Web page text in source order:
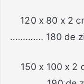
120 x 80 x 2
…………. 180 de
150 x 100 x